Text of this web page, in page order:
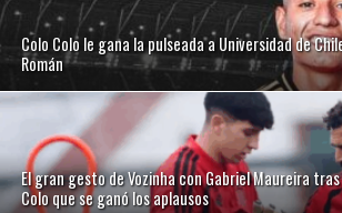
Colo Colo le gana la pulseada a Universidad de
Román
El gran gesto de Vozinha con Gabriel Maureira
Colo que se ganó los aplausos